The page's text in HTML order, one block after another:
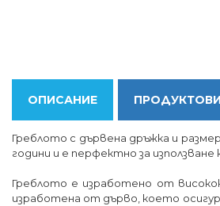
ОПИСАНИЕ
Греблото с дървена дръжка и
години и е перфектно за използване
Греблото е изработено от
изработена от дърво, което